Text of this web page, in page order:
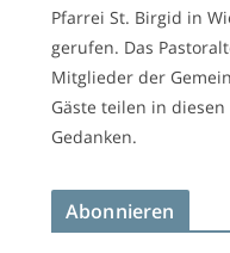
Pfarrei St. Birgid in
gerufen. Das
Mitglieder der
Gäste teilen in
Gedanken.
Abonnieren